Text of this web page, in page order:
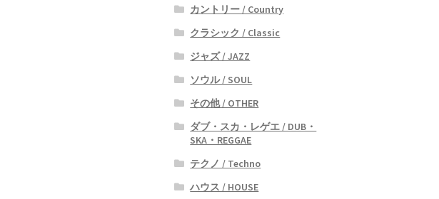
カントリー / Country
クラシック / Classic
ジャズ / JAZZ
ソウル / SOUL
その他 / OTHER
ダブ・スカ・レゲエ / DUB・
SKA・REGGAE
テクノ / Techno
ハウス / HOUSE